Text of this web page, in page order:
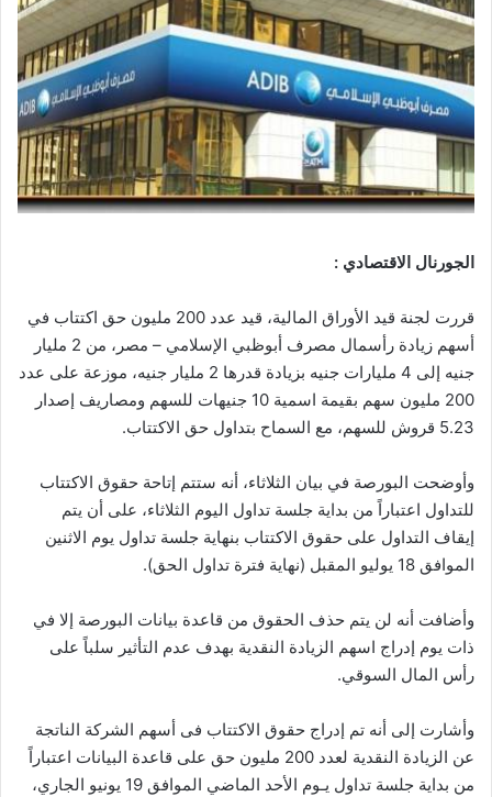
الجورنال الاقتصادي :
قررت لجنة قيد الأوراق المالية، قيد عدد 200 مليون حق اكتتاب في
أسهم زيادة رأسمال مصرف أبوظبي الإسلامي – مصر، من 2 مليار
جنيه إلى 4 مليارات جنيه بزيادة قدرها 2 مليار جنيه، موزعة على عدد
200 مليون سهم بقيمة اسمية 10 جنيهات للسهم ومصاريف إصدار
5.23 قروش للسهم، مع السماح بتداول حق الاكتتاب.
وأوضحت البورصة في بيان الثلاثاء، أنه ستتم إتاحة حقوق الاكتتاب
للتداول اعتباراً من بداية جلسة تداول اليوم الثلاثاء، على أن يتم
إيقاف التداول على حقوق الاكتتاب بنهاية جلسة تداول يوم الاثنين
الموافق 18 يوليو المقبل (نهاية فترة تداول الحق).
وأضافت أنه لن يتم حذف الحقوق من قاعدة بيانات البورصة إلا في
ذات يوم إدراج اسهم الزيادة النقدية بهدف عدم التأثير سلباً على
رأس المال السوقي.
وأشارت إلى أنه تم إدراج حقوق الاكتتاب فى أسهم الشركة الناتجة
عن الزيادة النقدية لعدد 200 مليون حق على قاعدة البيانات اعتباراً
من بداية جلسة تداول يـوم الأحد الماضي الموافق 19 يونيو الجاري،